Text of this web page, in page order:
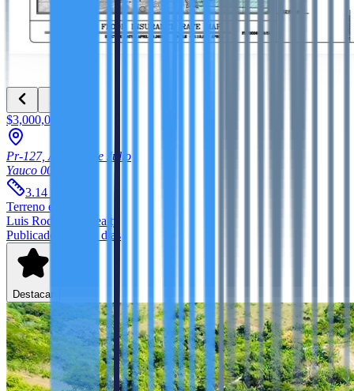
$3,000,000
Pr-127, Ave. 25 De Julio
Yauco 00698
3.14
Terreno en venta
Luis Rodriguez Realty
Publicado hace 70 días
Destacar